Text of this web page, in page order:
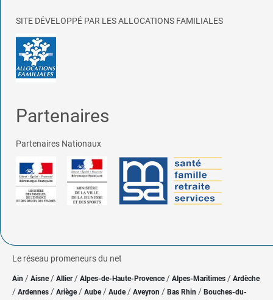
SITE DÉVELOPPÉ PAR LES ALLOCATIONS FAMILIALES
Partenaires
Partenaires Nationaux
Le réseau promeneurs du net
Ain / Aisne/ Allier/ Alpes-de-Haute-Provence / Alpes-Maritimes / Ardèche
/ Ardennes / Ariège/ Aube/ Aude / Aveyron / Bas Rhin / Bouches-du-